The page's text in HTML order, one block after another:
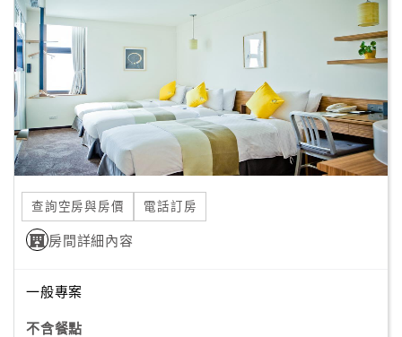
房
請
款
收
據
合
作
提
案
店
查詢空房與房價 電話訂房
房間詳細內容
一般專案
不含餐點